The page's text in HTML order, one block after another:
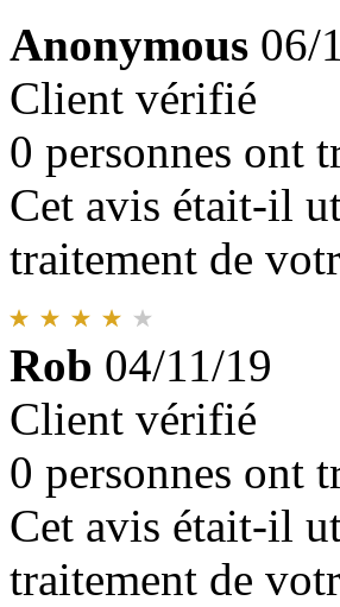
Anonymous 06/
Client vérifié
0 personnes ont
Cet avis était-il
traitement de
Rob 04/11/19
Client vérifié
0 personnes ont
Cet avis était-il
traitement de